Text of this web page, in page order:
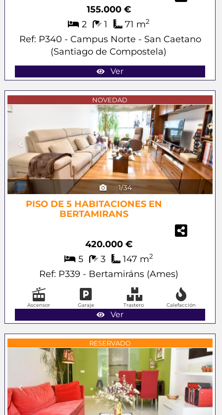
155.000 €
2
1 71 m2
Ref: P340 - Campus Norte - San Caetano
(Santiago de Compostela)
Ver
NOVEDAD
1/34
PISO DE 5 HABITACIONES EN
BERTAMIRANS
420.000 €
5
3 147 m2
Ref: P339 - Bertamiráns (Ames)
Ver
Ascensor Garaje Trastero Calefacción
RESERVADO